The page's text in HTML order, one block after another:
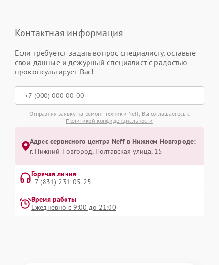
Контактная информация
Если требуется задать вопрос специалисту, оставьте
свои данные и дежурный специалист с радостью
проконсультирует Вас!
Отправляя заявку на ремонт техники Neff, Вы соглашаетесь с
Политикой конфиденциальности
Адрес сервисного центра Neff в Нижнем Новгороде:
г. Нижний Новгород, Полтавская улица, 15
Горячая линия
+7 (831) 231-05-25
Время работы
Ежедневно с 9:00 до 21:00